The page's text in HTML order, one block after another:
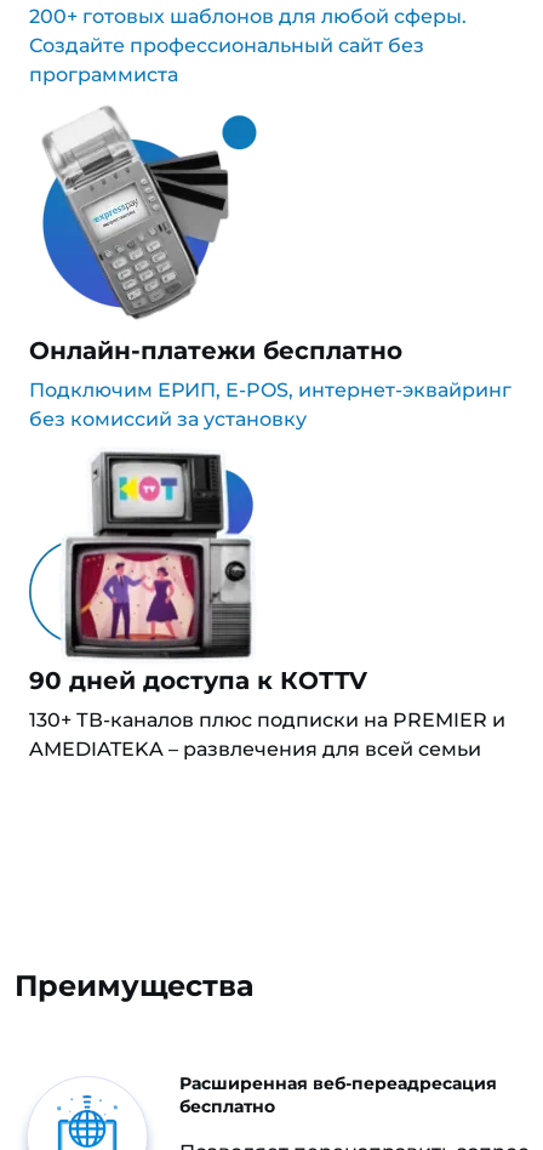
200+ готовых шаблонов для любой сферы.
Создайте профессиональный сайт без
программиста
Онлайн-платежи бесплатно
Подключим ЕРИП, E-POS, интернет-эквайринг
без комиссий за установку
90 дней доступа к КОТTV
130+ ТВ-каналов плюс подписки на PREMIER и
AMEDIATEKA – развлечения для всей семьи
Преимущества
Расширенная веб-переадресация
бесплатно